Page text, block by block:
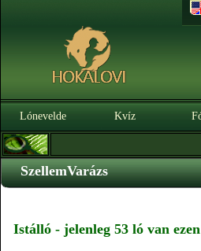
Lónevelde Kvíz
SzellemVarázs
Istálló - jelenleg 53 ló van